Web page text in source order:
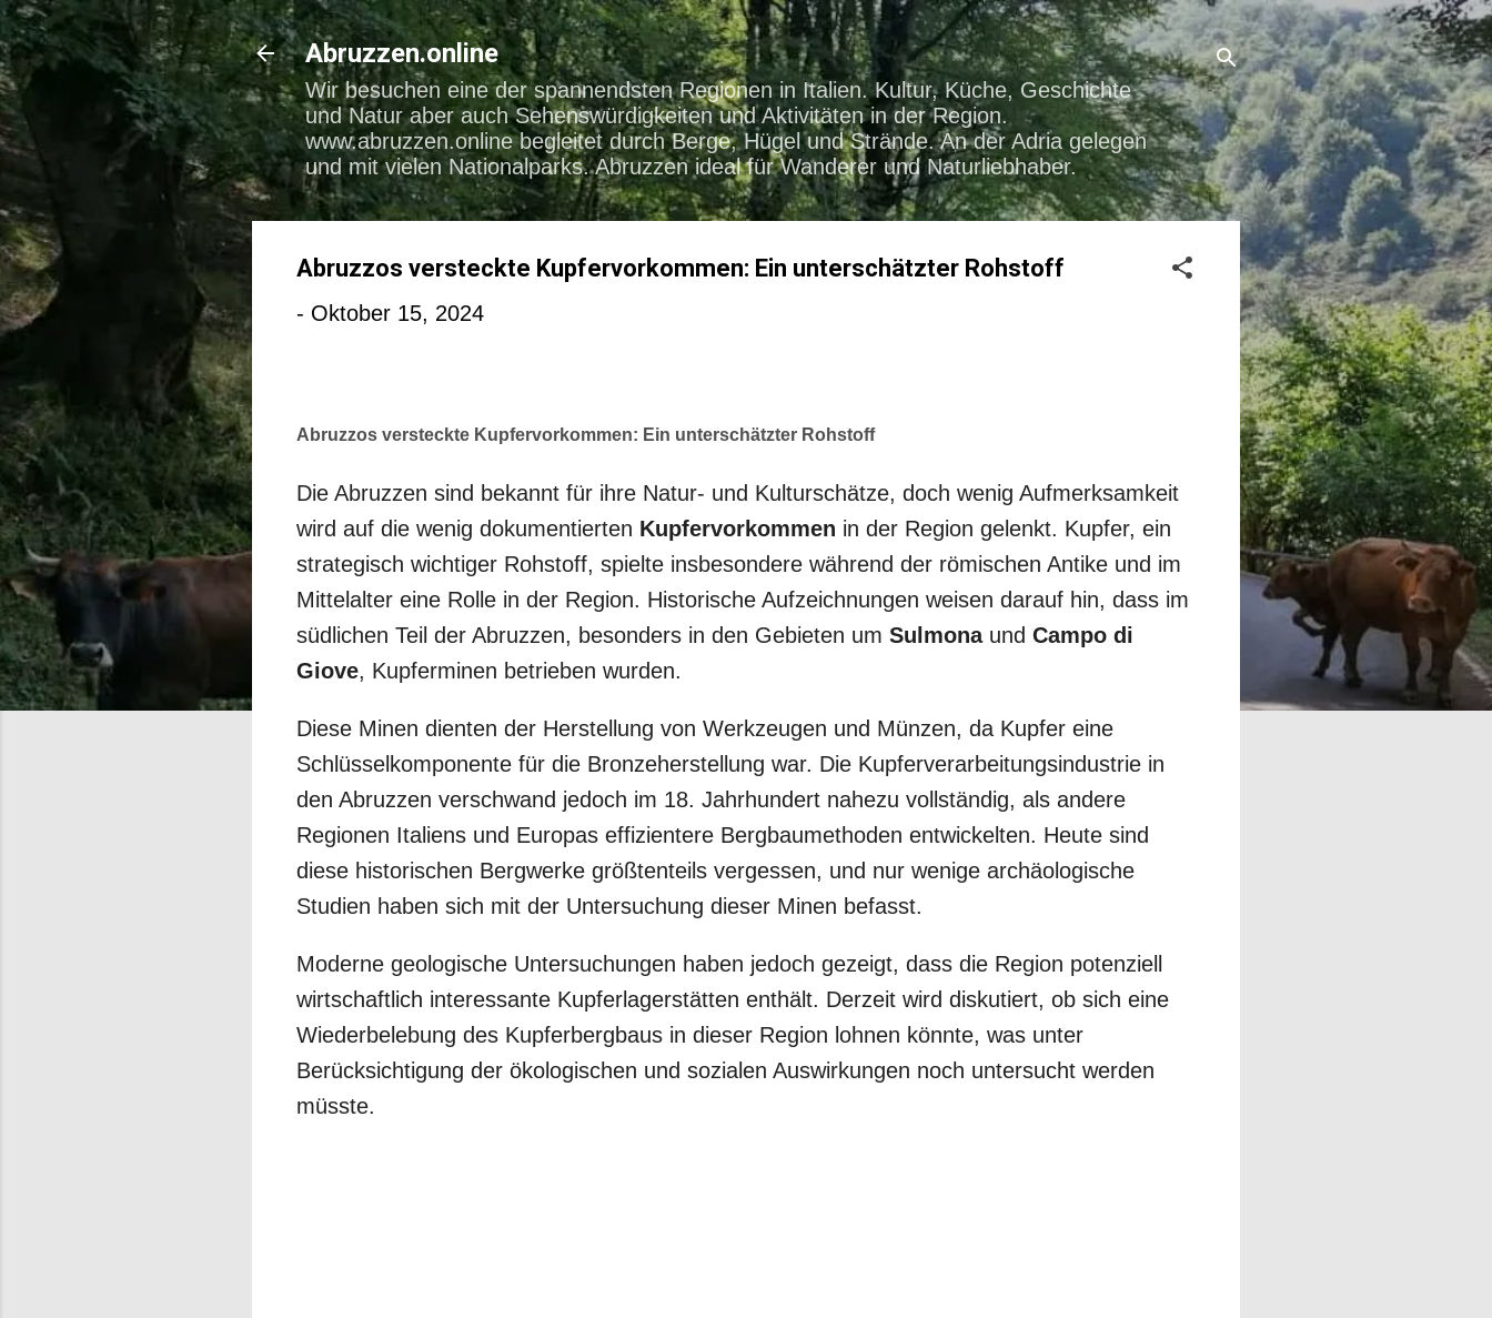
Direkt zum Hauptbereich
Abruzzen.online
Wir besuchen eine der spannendsten Regionen in Italien. Kultur, Küche, Geschichte
und Natur aber auch Sehenswürdigkeiten und Aktivitäten in der Region.
www.abruzzen.online begleitet durch Berge, Hügel und Strände. An der Adria gelegen
und mit vielen Nationalparks. Abruzzen ideal für Wanderer und Naturliebhaber.
Abruzzos versteckte Kupfervorkommen: Ein unterschätzter Rohstoff
- Oktober 15, 2024
Abruzzos versteckte Kupfervorkommen: Ein unterschätzter Rohstoff
Die Abruzzen sind bekannt für ihre Natur- und Kulturschätze, doch wenig Aufmerksamkeit
wird auf die wenig dokumentierten Kupfervorkommen in der Region gelenkt. Kupfer, ein
strategisch wichtiger Rohstoff, spielte insbesondere während der römischen Antike und im
Mittelalter eine Rolle in der Region. Historische Aufzeichnungen weisen darauf hin, dass im
südlichen Teil der Abruzzen, besonders in den Gebieten um Sulmonaund Campo di
Giove, Kupferminen betrieben wurden.
Diese Minen dienten der Herstellung von Werkzeugen und Münzen, da Kupfer eine
Schlüsselkomponente für die Bronzeherstellung war. Die Kupferverarbeitungsindustrie in
den Abruzzen verschwand jedoch im 18. Jahrhundert nahezu vollständig, als andere
Regionen Italiens und Europas effizientere Bergbaumethoden entwickelten. Heute sind
diese historischen Bergwerke größtenteils vergessen, und nur wenige archäologische
Studien haben sich mit der Untersuchung dieser Minen befasst.
Moderne geologische Untersuchungen haben jedoch gezeigt, dass die Region potenziell
wirtschaftlich interessante Kupferlagerstätten enthält. Derzeit wird diskutiert, ob sich eine
Wiederbelebung des Kupferbergbaus in dieser Region lohnen könnte, was unter
Berücksichtigung der ökologischen und sozialen Auswirkungen noch untersucht werden
müsste.